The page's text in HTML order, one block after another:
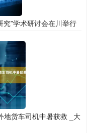
”学术研讨会在川举行
地货车司机中暑获救 _大